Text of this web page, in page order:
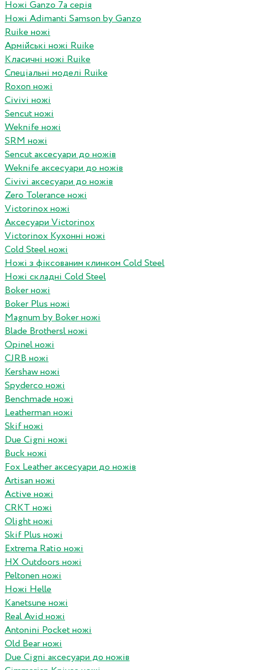
Ножі Ganzo 7а серія
Ножі Adimanti Samson by Ganzo
Ruike ножі
Армійські ножі Ruike
Класичні ножі Ruike
Спеціальні моделі Ruike
Roxon ножi
Civivi ножі
Sencut ножі
Weknife ножі
SRM ножі
Sencut аксесуари до ножів
Weknife аксесуари до ножів
Civivi аксесуари до ножів
Zero Tolerance ножі
Victorinox ножі
Аксесуари Victorinox
Victorinox Кухонні ножі
Cold Steel ножі
Ножі з фіксованим клинком Cold Steel
Ножі складні Cold Steel
Boker ножі
Boker Plus ножі
Magnum by Boker ножі
Blade Brothersl ножі
Opinel ножі
CJRB ножі
Kershaw ножі
Spyderco ножі
Benchmade ножі
Leatherman ножі
Skif ножі
Due Cigni ножі
Buck ножі
Fox Leather аксесуари до ножів
Artisan ножі
Active ножі
CRKT ножі
Olight ножі
Skif Plus ножі
Extrema Ratio ножі
HX Outdoors ножі
Peltonen ножі
Ножі Helle
Kanetsune ножі
Real Avid ножі
Antonini Pocket ножі
Old Bear ножі
Due Cigni аксесуари до ножів